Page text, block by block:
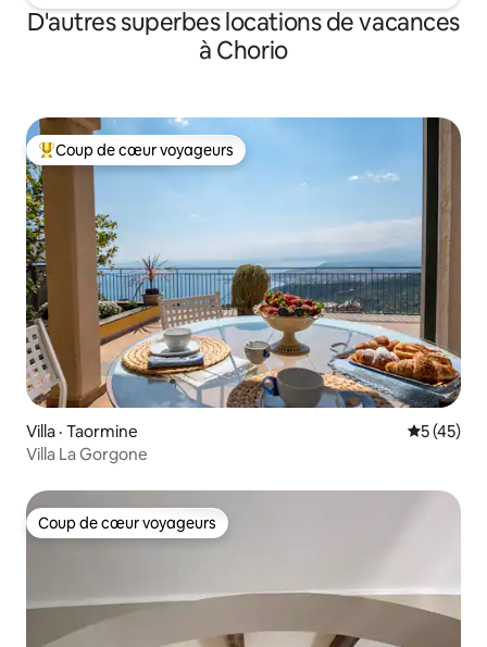
D'autres superbes locations de vacances
à Chorio
Coup de cœur voyageurs parmi les plus aimés
Coup de cœur voyageurs
Villa · Taormine Note
5 (45)
Villa La Gorgone
Coup de cœur voyageurs
Coup de cœur voyageurs